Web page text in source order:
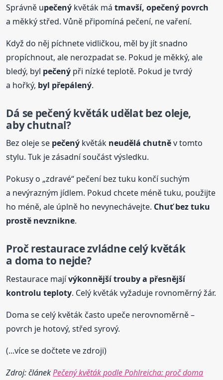
Správně upečený květák mátmavší, opečený povrch
a měkký střed. Vůně připomíná pečení, ne vaření.
Když do něj píchnete vidličkou, měl by jít snadno
propíchnout, ale nerozpadat se. Pokud je měkký, ale
bledý, byl pečený při nízké teplotě. Pokud je tvrdý
a hořký, byl přepálený.
Dá se pečenýkvěták udělat bez oleje,
aby chutnal?
Bez oleje se pečený květák neudělá chutněv tomto
stylu. Tuk je zásadní součást výsledku.
Pokusy o „zdravé“ pečení bez tuku končí suchým
a nevýrazným jídlem. Pokud chcete méně tuku, použijte
ho méně, ale úplně ho nevynechávejte. Chuť bez tuku
prostě nevznikne.
Proč restaurace zvládne celý květák
a doma to nejde?
Restaurace majívýkonnější trouby a přesnější
kontrolu teploty. Celý květák vyžaduje rovnoměrný žár.
Doma se celý květák často upeče nerovnoměrně –
povrch je hotový, střed syrový.
(...více se dočtete ve zdroji)
Zdroj: článekPečený květák podle Pohlreicha: proč doma